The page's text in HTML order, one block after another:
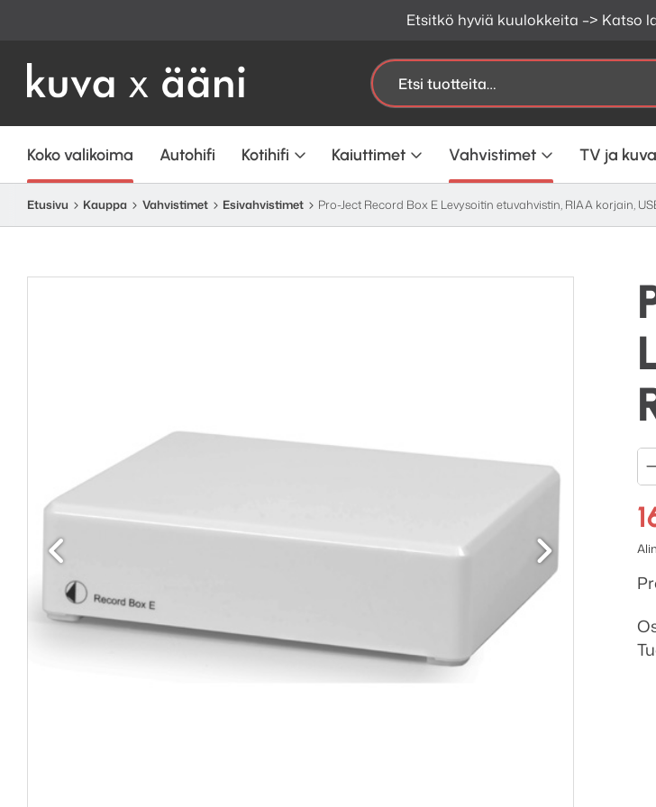
Etsitkö hyviä kuulokkeita –> Katso
Etsi:
Koko valikoima Autohifi Kotihifi Kaiuttimet Vahvistimet TV ja kuva
Etusivu Kauppa Vahvistimet Esivahvistimet Pro-Ject Record Box E Levysoitin etuvahvistin, RIAA korjain,
Edellinen
E